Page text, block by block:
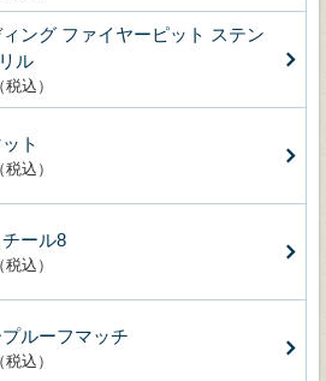
ング ファイヤーピット ステン
ル
込）
ト
込）
ール8
込）
ルーフマッチ
込）